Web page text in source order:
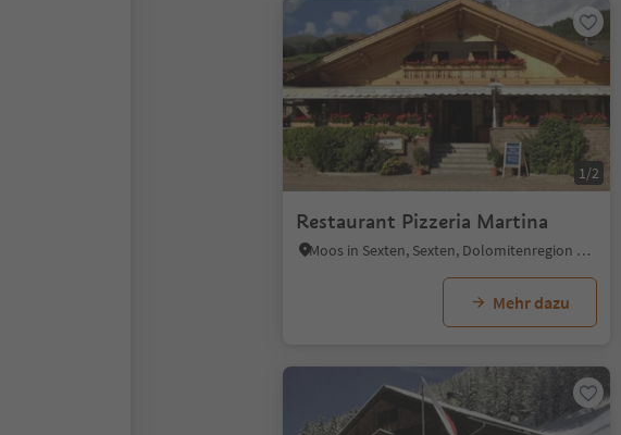
1/2
Restaurant Pizzeria Martina
Moos in Sexten, Sexten, Dolomitenregion 3 Zinnen
Mehr dazu